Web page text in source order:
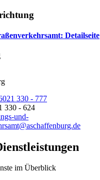
: Detailseite
330 - 777
330 - 624
und-
im Überblick